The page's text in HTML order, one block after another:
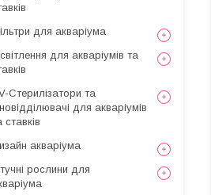
для акваріума
для акваріумів та
Стерилізатори та
для акваріумів
ставків
акваріума
рослини для